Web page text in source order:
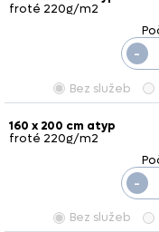
froté 220g/m2
-
Bez služeb
160 x 200 cm atyp
froté 220g/m2
-
Bez služeb